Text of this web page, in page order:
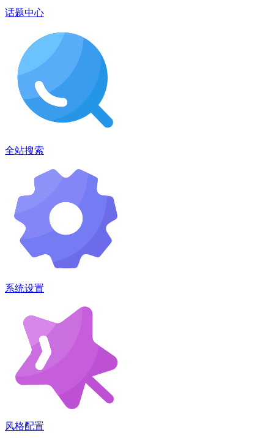
话题中心
全站搜索
系统设置
风格配置